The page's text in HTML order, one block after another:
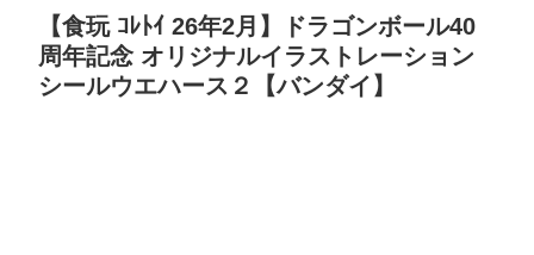
【食玩 ｺﾚﾄｲ 26年2月】ドラゴンボール40
周年記念 オリジナルイラストレーション
シールウエハース２【バンダイ】